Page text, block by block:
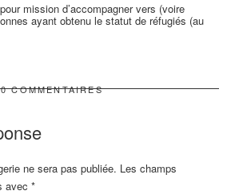
mission d’accompagner vers (voire
ayant obtenu le statut de réfugiés (au
0 COMMENTAIRES
ne sera pas publiée. Les champs
avec *